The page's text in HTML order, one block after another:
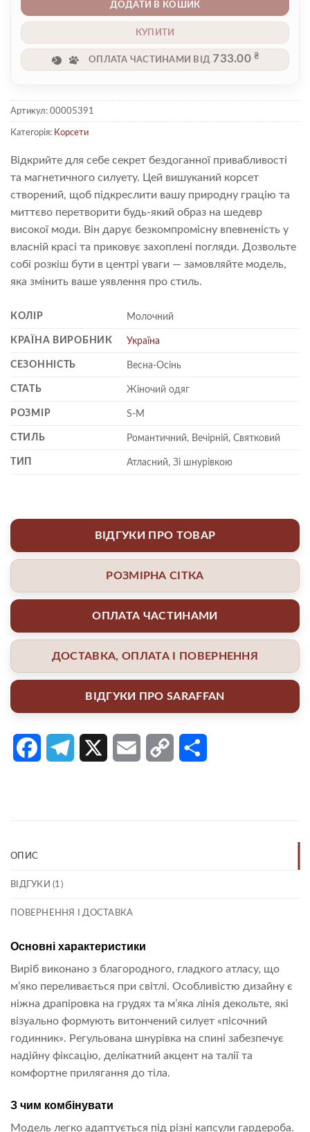
ДОДАТИ В КОШИК
КУПИТИ
ОПЛАТА ЧАСТИНАМИ ВІД 733.00₴
Артикул: 00005391
Категорія: Корсети
Відкрийте для себе секрет бездоганної привабливості
та магнетичного силуету. Цей вишуканий корсет
створений, щоб підкреслити вашу природну грацію та
миттєво перетворити будь-який образ на шедевр
високої моди. Він дарує безкомпромісну впевненість у
власній красі та приковує захоплені погляди. Дозвольте
собі розкіш бути в центрі уваги — замовляйте модель,
яка змінить ваше уявлення про стиль.
КОЛІР Молочний
КРАЇНА ВИРОБНИК Україна
СЕЗОННІСТЬ Весна-Осінь
СТАТЬ Жіночий одяг
РОЗМІР S-M
СТИЛЬ Романтичний, Вечірній, Святковий
ТИП Атласний, Зі шнурівкою
ВІДГУКИ ПРО ТОВАР
РОЗМІРНА СІТКА
ОПЛАТА ЧАСТИНАМИ
ДОСТАВКА, ОПЛАТА І ПОВЕРНЕННЯ
ВІДГУКИ ПРО SARAFFAN
FacebookTelegram Email Copy
ОПИС
ВІДГУКИ (1)
ПОВЕРНЕННЯ І ДОСТАВКА
Основні характеристики
Виріб виконано з благородного, гладкого атласу, що
м’яко переливається при світлі. Особливістю дизайну є
ніжна драпіровка на грудях та м’яка лінія декольте, які
візуально формують витончений силует «пісочний
годинник». Регульована шнурівка на спині забезпечує
надійну фіксацію, делікатний акцент на талії та
комфортне прилягання до тіла.
З чим комбінувати
Модель легко адаптується під різні капсули гардероба.